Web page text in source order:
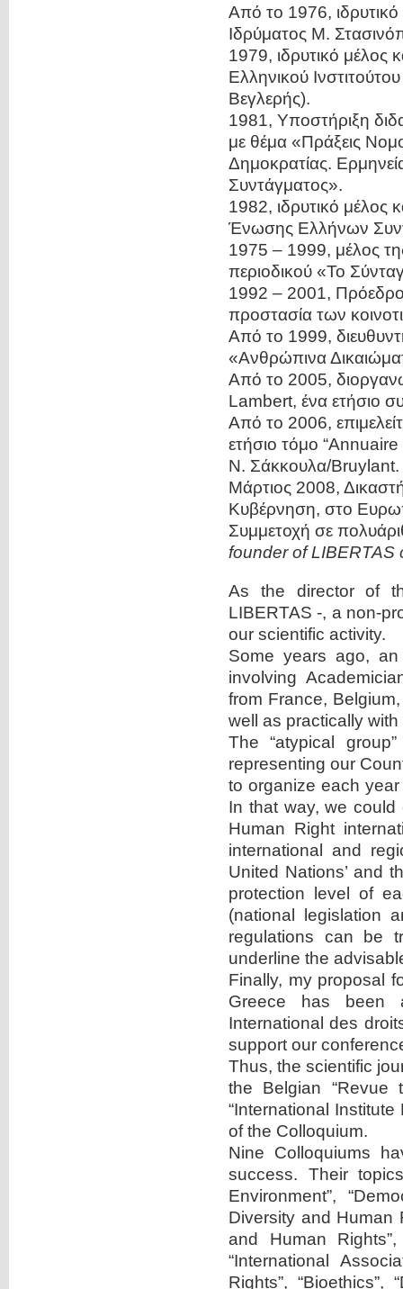
Από το 1976, ιδρυτικό
Ιδρύματος Μ.
1979, ιδρυτικό μέλος
Ελληνικού
Βεγλερής).
1981, Υποστήριξη
με θέμα «Πράξεις
Δημοκρατίας.
Συντάγματος».
1982, ιδρυτικό μέλος
Ένωσης Ελλήνων
1975 – 1999, μέλος
περιοδικού «Το
1992 – 2001,
προστασία των
Από το 1999,
«Ανθρώπινα
Από το 2005,
Lambert, ένα ετήσιο
Από το 2006,
ετήσιο τόμο
Ν. Σάκκουλα/Bruylant.
Μάρτιος 2008,
Κυβέρνηση, στο
Συμμετοχή σε
founder of LIBERTAS
As the director of
LIBERTAS -, a non-
our scientific activity.
Some years ago,
involving
from France,
well as practically
The “atypical
representing our
to organize each
In that way, we
Human Right
international and
United Nations’ and
protection level of
(national legislation
regulations can be
underline the
Finally, my proposal
Greece has been
International des
support our
Thus, the scientific
the Belgian “Revue
“International
of the Colloquium.
Nine Colloquiums
success. Their
Environment”,
Diversity and Human
and Human
“International
Rights”,